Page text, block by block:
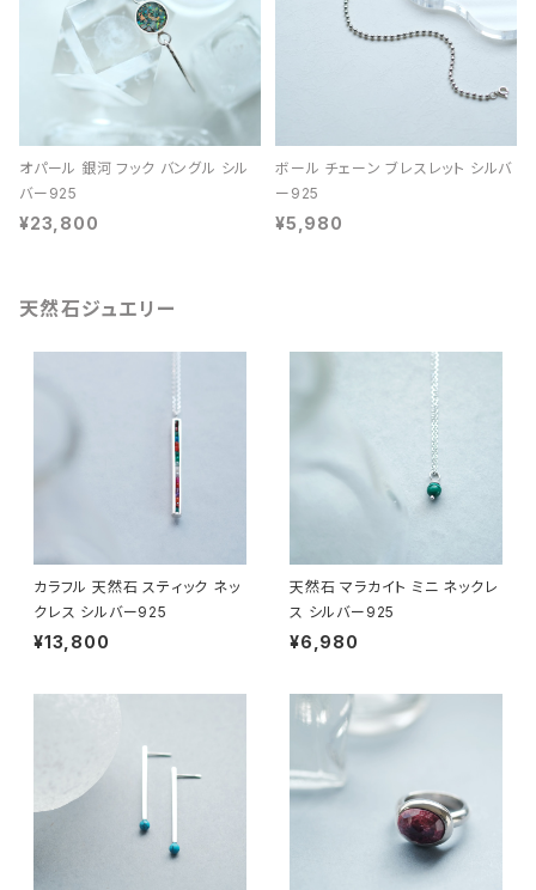
オパール 銀河 フック バングル シル
バー925
¥23,800
ボール チェーン ブレスレット シルバ
ー925
¥5,980
天然石ジュエリー
カラフル 天然石 スティック ネッ
クレス シルバー925
¥13,800
天然石 マラカイト ミニ ネックレ
ス シルバー925
¥6,980